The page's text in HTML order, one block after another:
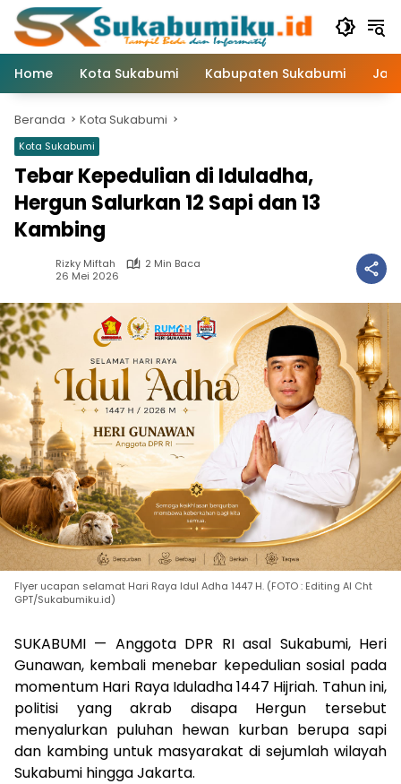
Langsung
konten
Home
Kota Sukabumi Kabupaten Sukabumi
Beranda Kota Sukabumi
Kota Sukabumi
Tebar Kepedulian di Iduladha,
Hergun Salurkan 12 Sapi dan 13
Kambing
Rizky Miftah
2 Min Baca
26 Mei 2026
Flyer ucapan selamat Hari Raya Idul Adha 1447 H. (FOTO : Editing AI Cht
GPT/Sukabumiku.id)
SUKABUMI — Anggota DPR RI asal Sukabumi, Heri
Gunawan, kembali menebar kepedulian sosial pada
momentum Hari Raya Iduladha 1447 Hijriah. Tahun ini,
politisi yang akrab disapa Hergun tersebut
menyalurkan puluhan hewan kurban berupa sapi
dan kambing untuk masyarakat di sejumlah wilayah
Sukabumi hingga Jakarta.